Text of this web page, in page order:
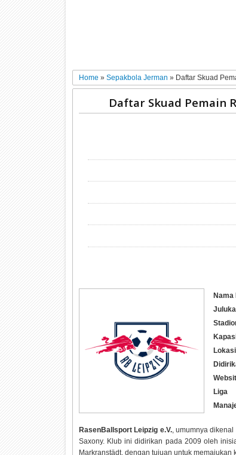
Home » Sepakbola Jerman » Daftar Skuad
Daftar Skuad Pemain
Nama
Liga
RasenBallsport Leipzig e.V., umumnya
Saxony. Klub ini didirikan pada 2009 oleh
Markranstädt, dengan tujuan untuk